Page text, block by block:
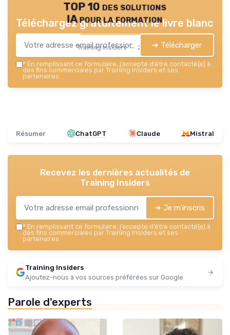
TOP 10 des solutions
IA pour la formation
Training Insiders — 2026
Téléchargez gratuitement le livre blanc
➔ Télécharger
* En remplissant ce formulaire, j’accepte d’être contacté(e) à
des fins commerciales par Training Insiders et ses
partenaires.
Résumer ChatGPT Claude Mistral
Recevez les dernières actualités de
Training Insiders
➔ Je m'inscris
* En remplissant ce formulaire, j’accepte d’être contacté(e) à
des fins commerciales par Training Insiders et ses
partenaires.
Training Insiders
Ajoutez-nous à vos sources préférées sur Google
Parole d'experts